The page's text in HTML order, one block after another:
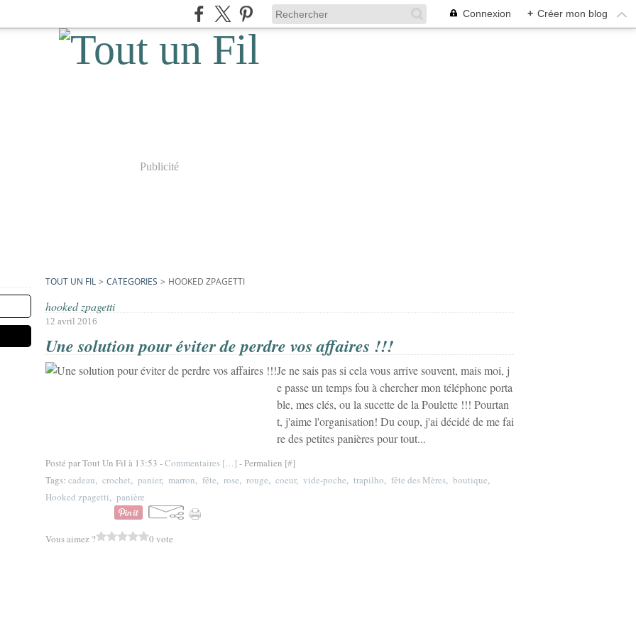
Connexion + Créer mon blog
Publicité
TOUT UN FIL > CATEGORIES > HOOKED ZPAGETTI
hooked zpagetti
12 avril 2016
Une solution pour éviter de perdre vos affaires !!!
Je ne sais pas si cela vous arrive souvent, mais moi, j
e passe un temps fou à chercher mon téléphone porta
ble, mes clés, ou la sucette de la Poulette !!! Pourtan
t, j'aime l'organisation! Du coup, j'ai décidé de me fai
re des petites panières pour tout...
Posté par Tout Un Fil à 13:53 -Commentaires […] - Permalien [#]
Tags: cadeau, crochet, panier, marron, fête, rose, rouge, coeur, vide-poche, trapilho, fête des Mères, boutique,
Hooked zpagetti, panière
Vous aimez ? 0 vote